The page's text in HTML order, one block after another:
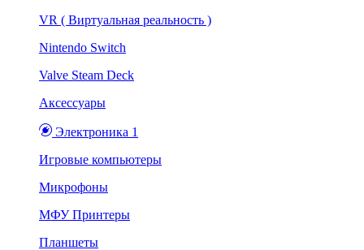
VR ( Виртуальная реальность )
Nintendo Switch
Valve Steam Deck
Аксессуары
Электроника 1
Игровые компьютеры
Микрофоны
МФУ Принтеры
Планшеты